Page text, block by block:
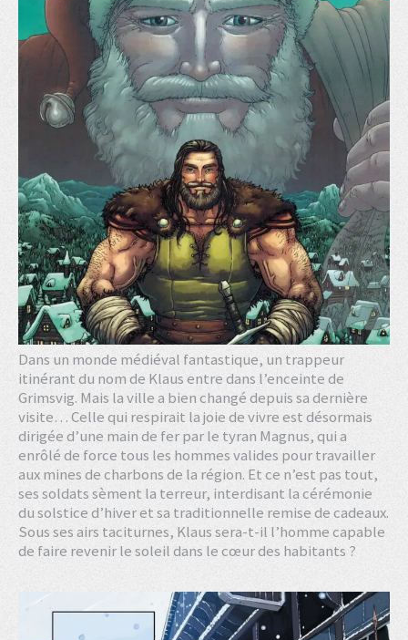
Dans un monde médiéval fantastique, un trappeur
itinérant du nom de Klaus entre dans l’enceinte de
Grimsvig. Mais la ville a bien changé depuis sa dernière
visite… Celle qui respirait la joie de vivre est désormais
dirigée d’une main de fer par le tyran Magnus, qui a
enrôlé de force tous les hommes valides pour travailler
aux mines de charbons de la région. Et ce n’est pas tout,
ses soldats sèment la terreur, interdisant la cérémonie
du solstice d’hiver et sa traditionnelle remise de cadeaux.
Sous ses airs taciturnes, Klaus sera-t-il l’homme capable
de faire revenir le soleil dans le cœur des habitants ?